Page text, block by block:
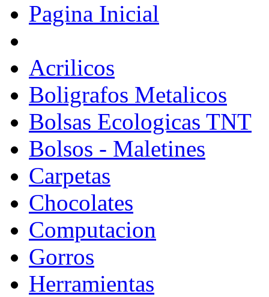
Pagina Inicial
Acrilicos
Boligrafos Metalicos
Bolsas Ecologicas TNT
Bolsos - Maletines
Carpetas
Chocolates
Computacion
Gorros
Herramientas